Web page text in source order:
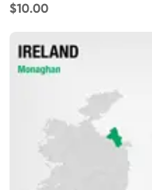
$10.00